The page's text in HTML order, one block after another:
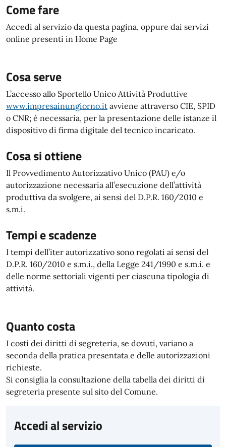
Come fare
Accedi al servizio da questa pagina, oppure dai servizi
online presenti in Home Page
Cosa serve
L’accesso allo Sportello Unico Attività Produttive
www.impresainungiorno.it avviene attraverso CIE, SPID
o CNR; è necessaria, per la presentazione delle istanze il
dispositivo di firma digitale del tecnico incaricato.
Cosa si ottiene
Il Provvedimento Autorizzativo Unico (PAU) e/o
autorizzazione necessaria all’esecuzione dell’attività
produttiva da svolgere, ai sensi del D.P.R. 160/2010 e
s.m.i.
Tempi e scadenze
I tempi dell’iter autorizzativo sono regolati ai sensi del
D.P.R. 160/2010 e s.m.i., della Legge 241/1990 e s.m.i. e
delle norme settoriali vigenti per ciascuna tipologia di
attività.
Quanto costa
I costi dei diritti di segreteria, se dovuti, variano a
seconda della pratica presentata e delle autorizzazioni
richieste.
Si consiglia la consultazione della tabella dei diritti di
segreteria presente sul sito del Comune.
Accedi al servizio